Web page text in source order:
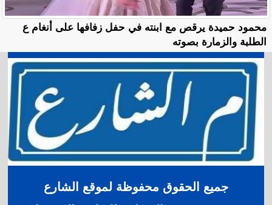
محمود حميدة يرقص مع ابنته في حفل زفافها على أنغام ع
الطلبة والزمارة بصوته
جميع الحقوق محفوظة لموقع الشارع